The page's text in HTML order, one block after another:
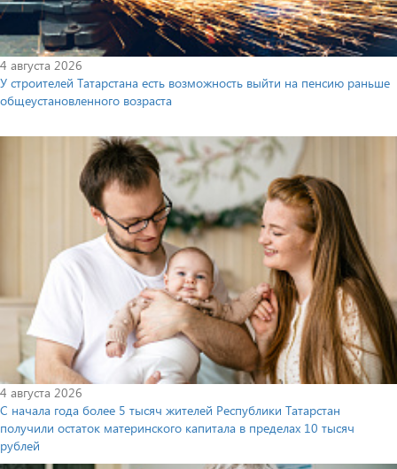
4 августа 2026
У строителей Татарстана есть возможность выйти на пенсию раньше
общеустановленного возраста
4 августа 2026
С начала года более 5 тысяч жителей Республики Татарстан
получили остаток материнского капитала в пределах 10 тысяч
рублей